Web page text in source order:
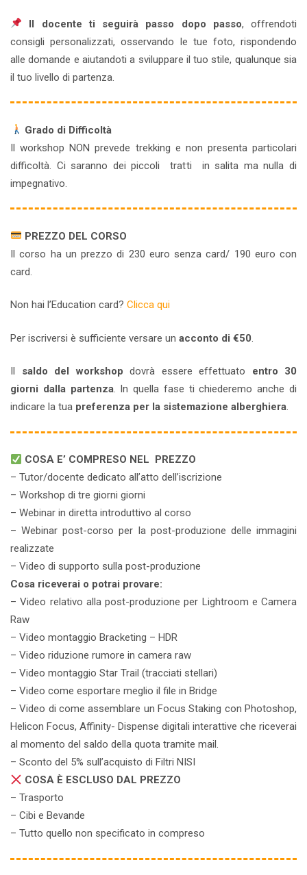
Il docente ti seguirà passo dopo passo, offrendoti
consigli personalizzati, osservando le tue foto, rispondendo
alle domande e aiutandoti a sviluppare il tuo stile, qualunque sia
il tuo livello di partenza.
Grado di Difficoltà
Il workshop NON prevede trekking e non presenta particolari
difficoltà. Ci saranno dei piccoli tratti in salita ma nulla di
impegnativo.
PREZZO DEL CORSO
Il corso ha un prezzo di 230 euro senza card/ 190 euro con
card.
Non hai l’Education card? Clicca qui
Per iscriversi è sufficiente versare un acconto di €50.
Il saldo del workshop dovrà essere effettuato entro 30
giorni dalla partenza. In quella fase ti chiederemo anche di
indicare la tua preferenza per la sistemazione alberghiera.
COSA E’ COMPRESO NEL PREZZO
– Tutor/docente dedicato all’atto dell’iscrizione
– Workshop di tre giorni giorni
– Webinar in diretta introduttivo al corso
– Webinar post-corso per la post-produzione delle immagini
realizzate
– Video di supporto sulla post-produzione
Cosa riceverai o potrai provare:
– Video relativo alla post-produzione per Lightroom e Camera
Raw
– Video montaggio Bracketing – HDR
– Video riduzione rumore in camera raw
– Video montaggio Star Trail (tracciati stellari)
– Video come esportare meglio il file in Bridge
– Video di come assemblare un Focus Staking con Photoshop,
Helicon Focus, Affinity- Dispense digitali interattive che riceverai
al momento del saldo della quota tramite mail.
– Sconto del 5% sull’acquisto di Filtri NISI
COSA È ESCLUSO DAL PREZZO
– Trasporto
– Cibi e Bevande
– Tutto quello non specificato in compreso